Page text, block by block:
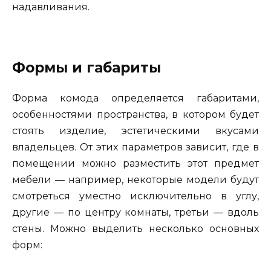
надавливания.
Формы и габариты
Форма комода определяется габаритами,
особенностями пространства, в котором будет
стоять изделие, эстетическими вкусами
владельцев. От этих параметров зависит, где в
помещении можно разместить этот предмет
мебели — например, некоторые модели будут
смотреться уместно исключительно в углу,
другие — по центру комнаты, третьи — вдоль
стены. Можно выделить несколько основных
форм: